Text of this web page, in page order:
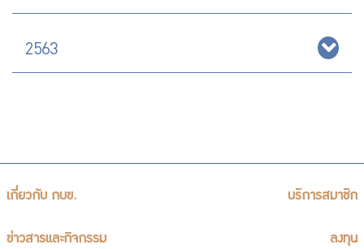
2563
เกี่ยวกับ กบข. บริการสมาชิก
ข่าวสารและกิจกรรม ลงทุน